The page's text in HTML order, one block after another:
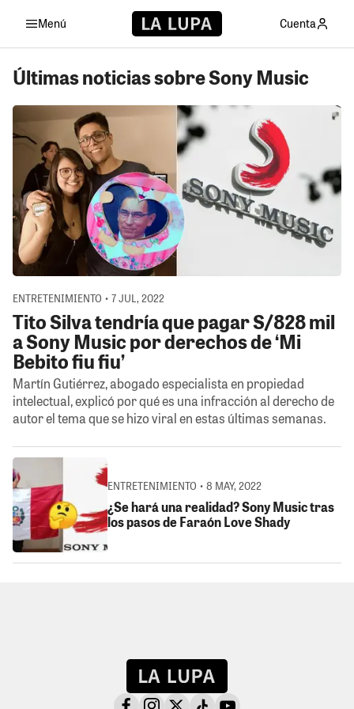
Menú Cuenta
Últimas noticias sobre Sony Music
ENTRETENIMIENTO • 7 JUL, 2022
Tito Silva tendría que pagar S/828 mil
a Sony Music por derechos de ‘Mi
Bebito fiu fiu’
Martín Gutiérrez, abogado especialista en propiedad
intelectual, explicó por qué es una infracción al derecho de
autor el tema que se hizo viral en estas últimas semanas.
ENTRETENIMIENTO • 8 MAY, 2022
¿Se hará una realidad? Sony Music tras
los pasos de Faraón Love Shady